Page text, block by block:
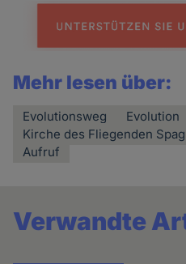
Mehr lesen über:
Evolutionsweg
Evolution
Kirche des Fliegenden
Aufruf
Verwandte